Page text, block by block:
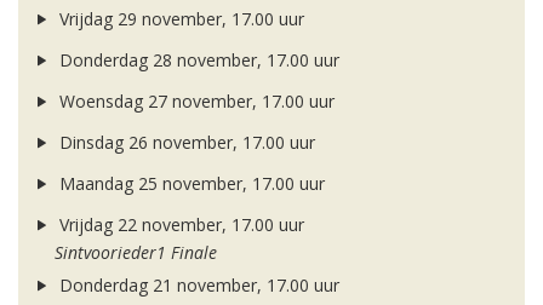
Vrijdag 29 november, 17.00 uur
Donderdag 28 november, 17.00 uur
Woensdag 27 november, 17.00 uur
Dinsdag 26 november, 17.00 uur
Maandag 25 november, 17.00 uur
Vrijdag 22 november, 17.00 uur
Sintvoorieder1 Finale
Donderdag 21 november, 17.00 uur